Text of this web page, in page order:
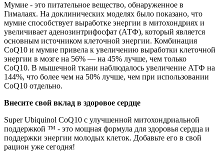
Мумие - это питательное вещество, обнаруженное в
Гималаях. На доклинических моделях было показано, что
мумие способствует выработке энергии в митохондриях и
увеличивает аденозинтрифосфат (АТФ), который является
основным источником клеточной энергии. Комбинация
CoQ10 и мумие привела к увеличению выработки клеточной
энергии в мозге на 56% — на 45% лучше, чем только
CoQ10. В мышечной ткани наблюдалось увеличение АТФ на
144%, что более чем на 50% лучше, чем при использовании
CoQ10 отдельно.
Внесите свой вклад в здоровое сердце
Super Ubiquinol CoQ10 с улучшенной митохондриальной
поддержкой ™ - это мощная формула для здоровья сердца и
поддержки энергии молодых клеток. Добавьте его в свой
рацион уже сегодня!